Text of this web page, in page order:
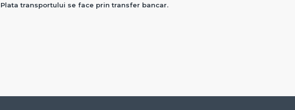
Plata transportului se face prin transfer bancar.